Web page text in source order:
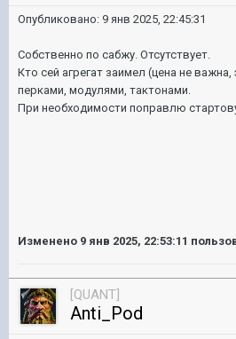
Опубликовано: 9 янв 2025, 22:45:31
Собственно по сабжу. Отсутствует.
Кто сей агрегат заимел (цена не
перками, модулями, тактонами.
При необходимости поправлю
Изменено 9 янв 2025, 22:53:11
[QUANT]
Anti_Pod